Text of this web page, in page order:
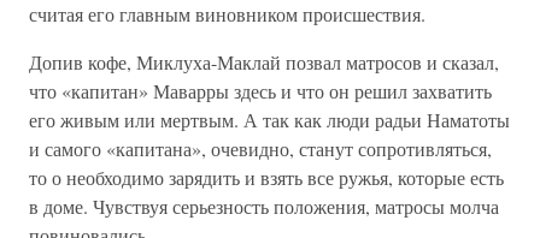
считая его главным виновником происшествия.
Допив кофе, Миклуха-Маклай позвал матросов и сказал,
что «капитан» Маварры здесь и что он решил захватить
его живым или мертвым. А так как люди радьи Наматоты
и самого «капитана», очевидно, станут сопротивляться,
то о необходимо зарядить и взять все ружья, которые есть
в доме. Чувствуя серьезность положения, матросы молча